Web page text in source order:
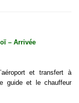
– Arrivée
et transfert à
guide et le chauffeur